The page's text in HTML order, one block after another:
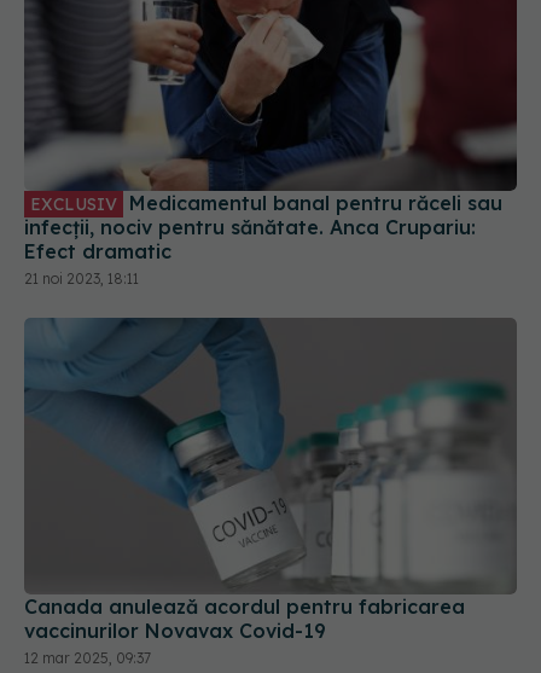
EXCLUSIV
infecții, nociv pentru sănătate. Anca Crupariu:
Efect dramatic
21 noi 2023, 18:11
Canada anulează acordul pentru fabricarea
vaccinurilor Novavax Covid-19
12 mar 2025, 09:37